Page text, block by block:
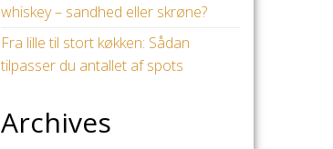
whiskey – sandhed eller skrøne?
Fra lille til stort køkken: Sådan
tilpasser du antallet af spots
Archives